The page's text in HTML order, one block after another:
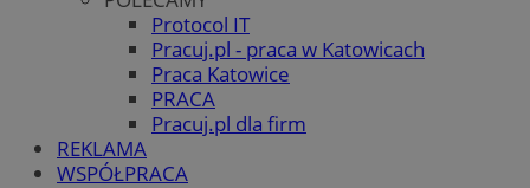
Protocol IT
Pracuj.pl - praca w Katowicach
Praca Katowice
PRACA
Pracuj.pl dla firm
REKLAMA
WSPÓŁPRACA